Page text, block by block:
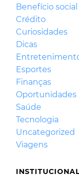
Benefício social
Crédito
Curiosidades
Dicas
Esportes
Finanças
Oportunidades
Saúde
Tecnologia
Uncategorized
Viagens